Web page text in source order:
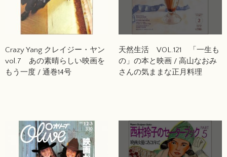
Crazy Yang クレイジー・ヤン
vol.7 あの素晴らしい映画を
もう一度 / 通巻14号
天然生活 VOL.121 「一生も
の」の本と映画 / 高山なおみ
さんの気ままな正月料理